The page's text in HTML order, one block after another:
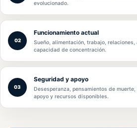
evolucionado.
02
Funcionamiento actual
Sueño, alimentación, trabajo,
capacidad de concentración.
03
Seguridad y apoyo
Desesperanza, pensamientos de
apoyo y recursos disponibles.